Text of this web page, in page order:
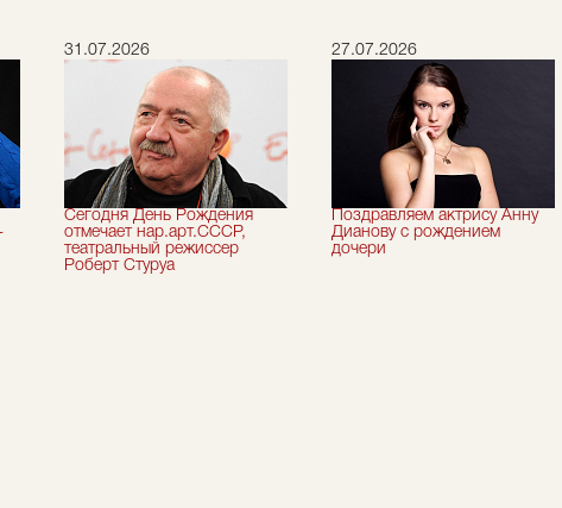
31.07.2026
Сегодня День Рождения
отмечает нар.арт.СССР,
театральный режиссер
Роберт Стуруа
27.07.2026
Поздравляем актрису Анну
Дианову с рождением
дочери